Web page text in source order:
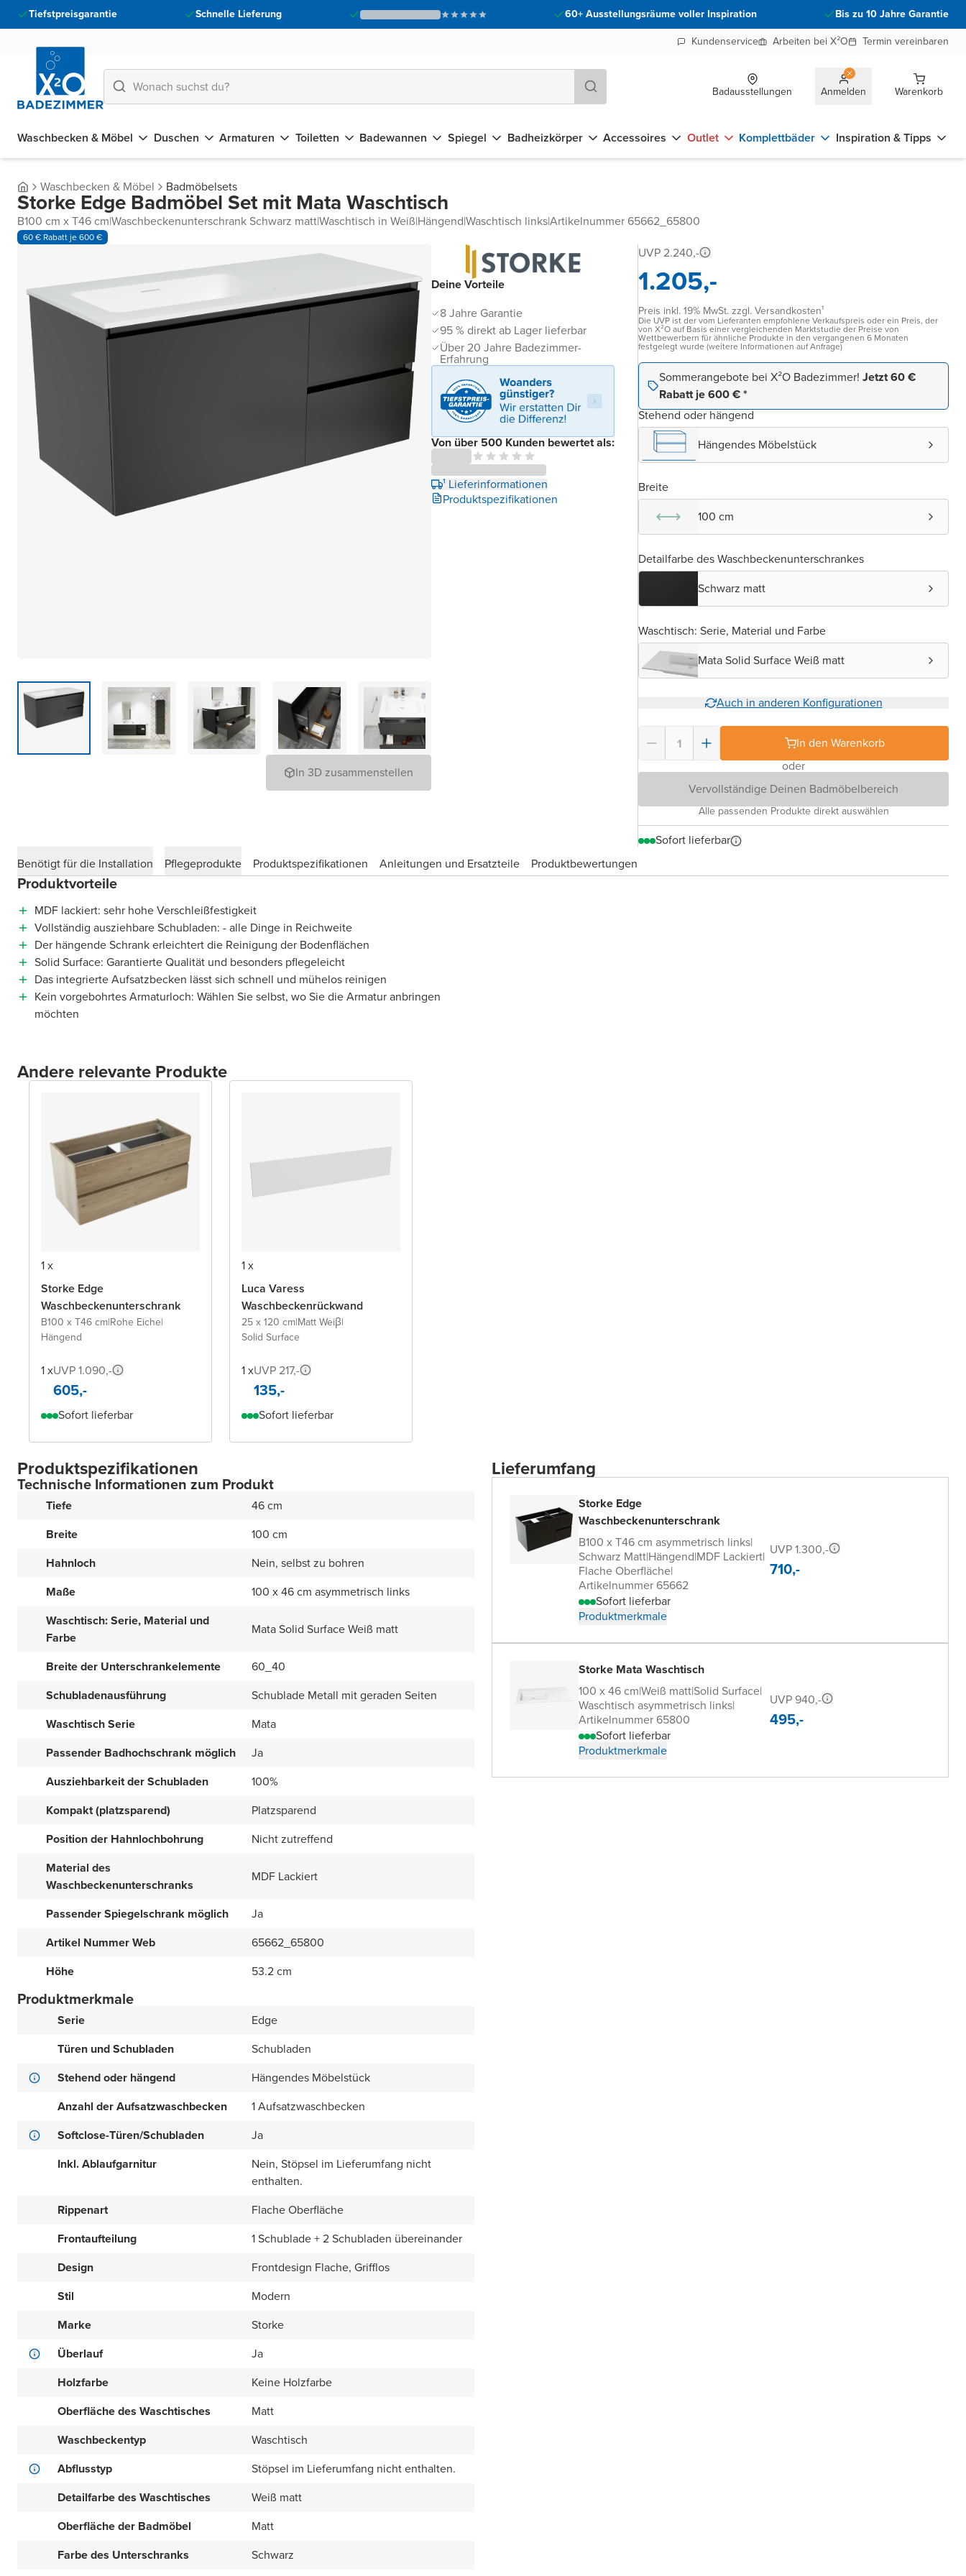
Tiefstpreisgarantie Schnelle Lieferung 60+ Ausstellungsräume voller Inspiration
Bis zu 10 Jahre Garantie
Kundenservice
Arbeiten bei X²O Termin vereinbaren
Badausstellungen Anmelden Warenkorb
Waschbecken & Möbel Duschen Armaturen Toiletten Badewannen Spiegel Badheizkörper Accessoires Outlet Komplettbäder Inspiration & Tipps
Waschbecken & Möbel Badmöbelsets
Storke Edge Badmöbel Set mit Mata Waschtisch
B100 cm x T46 cm|Waschbeckenunterschrank Schwarz matt|Waschtisch in Weiß|Hängend|Waschtisch links|Artikelnummer 65662_65800
60 € Rabatt je 600 €
ähnliches
In 3D zusammenstellen
Deine Vorteile
8 Jahre Garantie
95 % direkt ab Lager lieferbar
Über 20 Jahre Badezimmer-
Erfahrung
Von über 500 Kunden bewertet als:
¹ Lieferinformationen
Produktspezifikationen
UVP 2.240,-
1.205,-
Preis inkl. 19% MwSt. zzgl. Versandkosten¹
Die UVP ist der vom Lieferanten empfohlene Verkaufspreis oder ein Preis, der
von X²O auf Basis einer vergleichenden Marktstudie der Preise von
Wettbewerbern für ähnliche Produkte in den vergangenen 6 Monaten
festgelegt wurde (weitere Informationen auf Anfrage)
Sommerangebote bei X²O Badezimmer! Jetzt 60 €
Rabatt je 600 € *
Stehend oder hängend
Hängendes Möbelstück
Breite
100 cm
Detailfarbe des Waschbeckenunterschrankes
Schwarz matt
Waschtisch: Serie, Material und Farbe
Mata Solid Surface Weiß matt
Auch in anderen Konfigurationen
In den Warenkorb
oder
Vervollständige Deinen Badmöbelbereich
Alle passenden Produkte direkt auswählen
Sofort lieferbar
Benötigt für die Installation
Pflegeprodukte Produktspezifikationen Anleitungen und Ersatzteile Produktbewertungen
Produktvorteile
MDF lackiert: sehr hohe Verschleißfestigkeit
Vollständig ausziehbare Schubladen: - alle Dinge in Reichweite
Der hängende Schrank erleichtert die Reinigung der Bodenflächen
Solid Surface: Garantierte Qualität und besonders pflegeleicht
Das integrierte Aufsatzbecken lässt sich schnell und mühelos reinigen
Kein vorgebohrtes Armaturloch: Wählen Sie selbst, wo Sie die Armatur anbringen
möchten
Andere relevante Produkte
1 x
Storke Edge
Waschbeckenunterschrank
B100 x T46 cm|Rohe Eiche|
Hängend
1 xUVP 1.090,-
605,-
Sofort lieferbar
1 x
Luca Varess
Waschbeckenrückwand
25 x 120 cm|Matt Weiβ|
Solid Surface
1 xUVP 217,-
135,-
Sofort lieferbar
Produktspezifikationen
Technische Informationen zum Produkt
Tiefe
46 cm
Breite
100 cm
Hahnloch
Nein, selbst zu bohren
Maße
100 x 46 cm asymmetrisch links
Waschtisch: Serie, Material und
Farbe
Mata Solid Surface Weiß matt
Breite der Unterschrankelemente
60_40
Schubladenausführung
Schublade Metall mit geraden Seiten
Waschtisch Serie
Mata
Passender Badhochschrank möglich
Ja
Ausziehbarkeit der Schubladen
100%
Kompakt (platzsparend)
Platzsparend
Position der Hahnlochbohrung
Nicht zutreffend
Material des
Waschbeckenunterschranks
MDF Lackiert
Passender Spiegelschrank möglich
Ja
Artikel Nummer Web
65662_65800
Höhe
53.2 cm
Produktmerkmale
Serie
Edge
Türen und Schubladen
Schubladen
Stehend oder hängend
Hängendes Möbelstück
Anzahl der Aufsatzwaschbecken
1 Aufsatzwaschbecken
Softclose-Türen/Schubladen
Ja
Inkl. Ablaufgarnitur
Nein, Stöpsel im Lieferumfang nicht
enthalten.
Rippenart
Flache Oberfläche
Frontaufteilung
1 Schublade + 2 Schubladen übereinander
Design
Frontdesign Flache, Grifflos
Stil
Modern
Marke
Storke
Überlauf
Ja
Holzfarbe
Keine Holzfarbe
Oberfläche des Waschtisches
Matt
Waschbeckentyp
Waschtisch
Abflusstyp
Stöpsel im Lieferumfang nicht enthalten.
Detailfarbe des Waschtisches
Weiß matt
Oberfläche der Badmöbel
Matt
Farbe des Unterschranks
Schwarz
Lieferumfang
Storke Edge
Waschbeckenunterschrank
B100 x T46 cm asymmetrisch links|
Schwarz Matt|Hängend|MDF Lackiert|
Flache Oberfläche|
Artikelnummer 65662
Sofort lieferbar
Produktmerkmale
UVP 1.300,-
710,-
Storke Mata Waschtisch
100 x 46 cm|Weiß matt|Solid Surface|
Waschtisch asymmetrisch links|
Artikelnummer 65800
Sofort lieferbar
Produktmerkmale
UVP 940,-
495,-